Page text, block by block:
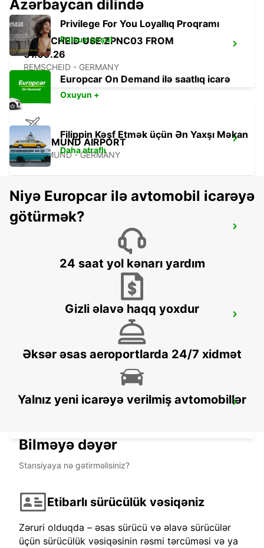
REMSCHEID USE ZPNC03 FROM
01.09.26
REMSCHEID - GERMANY
DORTMUND AIRPORT
DORTMUND - GERMANY
WUPPERTAL - GERMANY
WITTEN / RUHR - GERMANY
DORTMUND VAN TRUCK CARS IKC
Azərbaycan dilində
Privilege For You Loyallıq Proqramı
Pulsuz qoşul
Europcar On Demand ilə saatlıq icarə
Oxuyun +
Filippin Kəşf Etmək üçün Ən Yaxşı Məkan
Daha ətraflı
Niyə Europcar ilə avtomobil icarəyə
götürmək?
24 saat yol kənarı yardım
Gizli əlavə haqq yoxdur
Əksər əsas aeroportlarda 24/7 xidmət
Yalnız yeni icarəyə verilmiş avtomobillər
Bilməyə dəyər
Stansiyaya nə gətirməlisiniz?
Etibarlı sürücülük vəsiqəniz
Zəruri olduqda – əsas sürücü və əlavə sürücülər
üçün sürücülük vəsiqəsinin rəsmi tərcüməsi və ya